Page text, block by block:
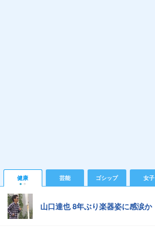
健康 芸能 ゴシップ 女子
山口達也 8年ぶり楽器姿に感涙か